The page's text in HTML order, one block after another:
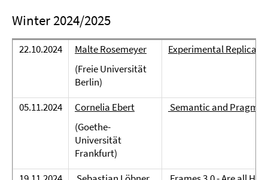
Winter 2024/2025
22.10.2024
Malte Rosemeyer
(Freie Universität
Berlin)
Experimental
05.11.2024
Cornelia Ebert
(Goethe-
Universität
Frankfurt)
Semantic and